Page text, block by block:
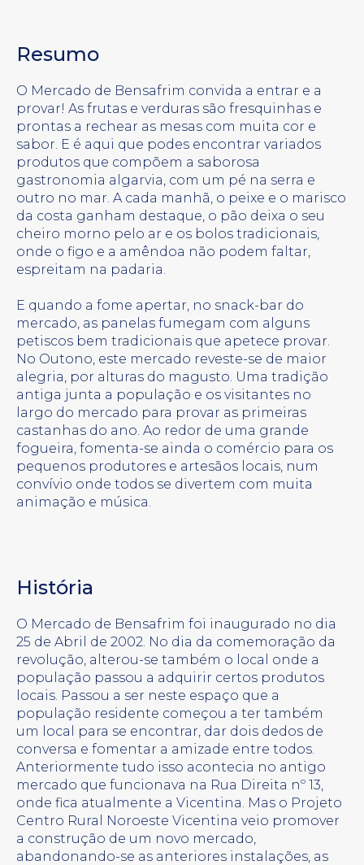
Resumo
O Mercado de Bensafrim convida a entrar e a
provar! As frutas e verduras são fresquinhas e
prontas a rechear as mesas com muita cor e
sabor. E é aqui que podes encontrar variados
produtos que compõem a saborosa
gastronomia algarvia, com um pé na serra e
outro no mar. A cada manhã, o peixe e o marisco
da costa ganham destaque, o pão deixa o seu
cheiro morno pelo ar e os bolos tradicionais,
onde o figo e a amêndoa não podem faltar,
espreitam na padaria.
E quando a fome apertar, no snack-bar do
mercado, as panelas fumegam com alguns
petiscos bem tradicionais que apetece provar.
No Outono, este mercado reveste-se de maior
alegria, por alturas do magusto. Uma tradição
antiga junta a população e os visitantes no
largo do mercado para provar as primeiras
castanhas do ano. Ao redor de uma grande
fogueira, fomenta-se ainda o comércio para os
pequenos produtores e artesãos locais, num
convívio onde todos se divertem com muita
animação e música.
História
O Mercado de Bensafrim foi inaugurado no dia
25 de Abril de 2002. No dia da comemoração da
revolução, alterou-se também o local onde a
população passou a adquirir certos produtos
locais. Passou a ser neste espaço que a
população residente começou a ter também
um local para se encontrar, dar dois dedos de
conversa e fomentar a amizade entre todos.
Anteriormente tudo isso acontecia no antigo
mercado que funcionava na Rua Direita nº 13,
onde fica atualmente a Vicentina. Mas o Projeto
Centro Rural Noroeste Vicentina veio promover
a construção de um novo mercado,
abandonando-se as anteriores instalações, as